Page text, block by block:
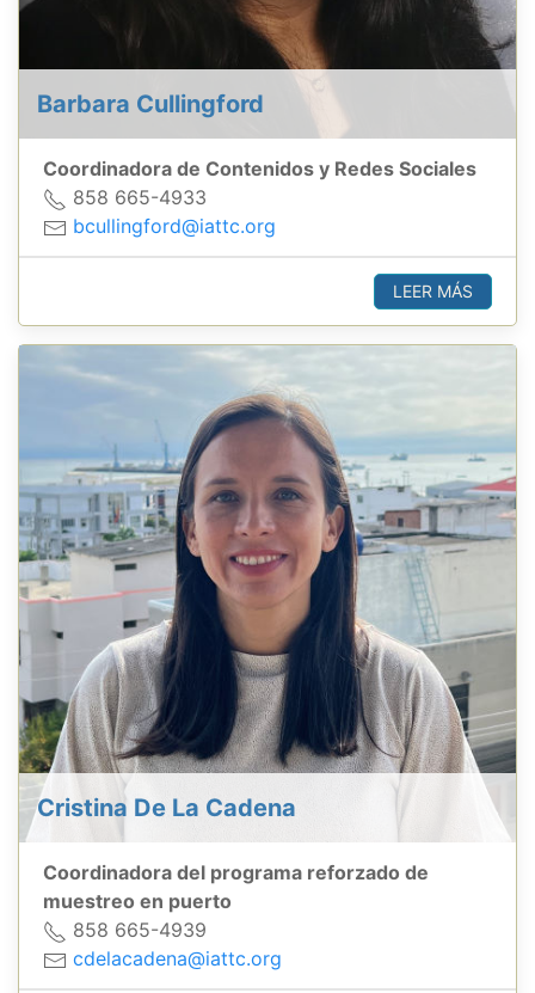
Barbara Cullingford
Coordinadora de Contenidos y Redes Sociales
858 665-4933
bcullingford@iattc.org
LEER MÁS
Cristina De La Cadena
Coordinadora del programa reforzado de
muestreo en puerto
858 665-4939
cdelacadena@iattc.org